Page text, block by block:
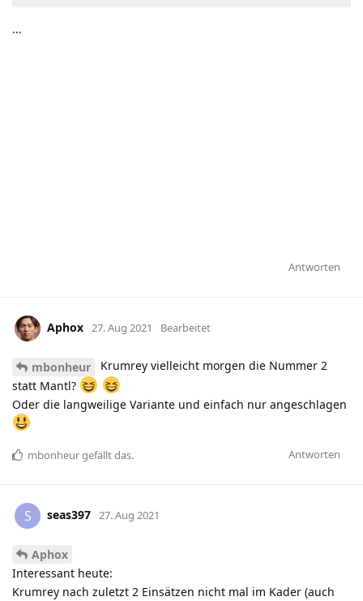
...
Antworten
Aphox 27. Aug 2021 Bearbeitet
mbonheur
Krumrey vielleicht morgen die Nummer 2
statt Mantl?
Oder die langweilige Variante und einfach nur angeschlagen
Antworten
mbonheurgefällt das.
S seas397 27. Aug 2021
Aphox
Interessant heute:
Krumrey nach zuletzt 2 Einsätzen nicht mal im Kader (auch